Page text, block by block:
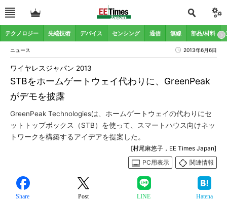
テクノロジー 先端技術 デバイス センシング 通信 無線 部品/材料
ニュース 2013年6月6日
STBをホームゲートウェイ代わりに、GreenPeak
がデモを披露
ワイヤレスジャパン 2013
GreenPeak Technologiesは、ホームゲートウェイの代わりにセ
ットトップボックス（STB）を使って、スマートハウス向けネッ
トワークを構築するアイデアを提案した。
[村尾麻悠子，EE Times Japan]
PC用表示
関連情報
Share Post LINE Hatena